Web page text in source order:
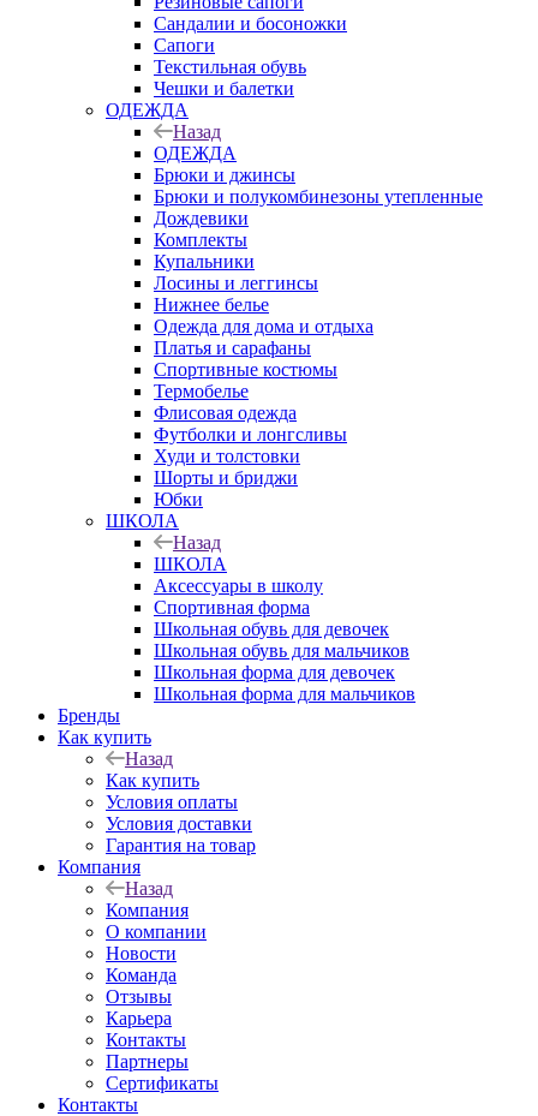
Сандалии и босоножки
Сапоги
Текстильная обувь
Чешки и балетки
ОДЕЖДА
Назад
ОДЕЖДА
Брюки и джинсы
Брюки и полукомбинезоны утепленные
Дождевики
Комплекты
Купальники
Лосины и леггинсы
Нижнее белье
Одежда для дома и отдыха
Платья и сарафаны
Спортивные костюмы
Термобелье
Флисовая одежда
Футболки и лонгсливы
Худи и толстовки
Шорты и бриджи
Юбки
ШКОЛА
Назад
ШКОЛА
Аксессуары в школу
Спортивная форма
Школьная обувь для девочек
Школьная обувь для мальчиков
Школьная форма для девочек
Школьная форма для мальчиков
Бренды
Как купить
Назад
Как купить
Условия оплаты
Условия доставки
Гарантия на товар
Компания
Назад
Компания
О компании
Новости
Команда
Отзывы
Карьера
Контакты
Партнеры
Сертификаты
Контакты